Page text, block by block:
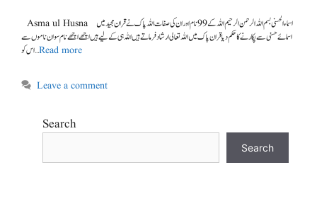
Asma ul Husna اسماء الحسنی بسم اللہ الرحمن الرحیم اللہ کے 99 نام اور ان کی صفات اللہ پاک نے قران مجید میں
اسمائے حسنی سے پکارنے کا حکم دیا قران پاک میں اللہ تعالی ارشاد فرماتے ہیں اللہ ہی کے لیے ہیں اچھے اچھے نام سو ان ناموں سے
اس کو …Read more
Leave a comment
Search
Search